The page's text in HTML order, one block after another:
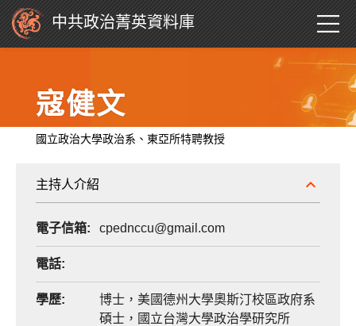
中共政治菁英資料庫
寇健文
國立政治大學政治系、東亞所特聘教授
主持人介紹
電子信箱: cpednccu@gmail.com
電話:
學歷:
博士，美國德州大學奧斯汀校區政府系
碩士，國立台灣大學政治學研究所